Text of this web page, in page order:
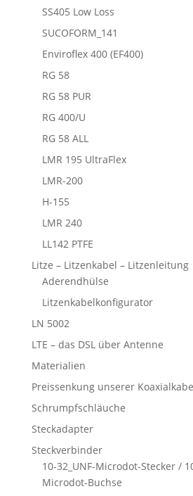
SS405 Low Loss
SUCOFORM_141
Enviroflex 400 (EF400)
RG 58
RG 58 PUR
RG 400/U
RG 58 ALL
LMR 195 UltraFlex
LMR-200
H-155
LMR 240
LL142 PTFE
Litze – Litzenkabel – Litzenleitung
Aderendhülse
Litzenkabelkonfigurator
LN 5002
LTE – das DSL über Antenne
Materialien
Preissenkung unserer
Schrumpfschläuche
Steckadapter
Steckverbinder
10-32_UNF-Microdot-Stecker /
Microdot-Buchse